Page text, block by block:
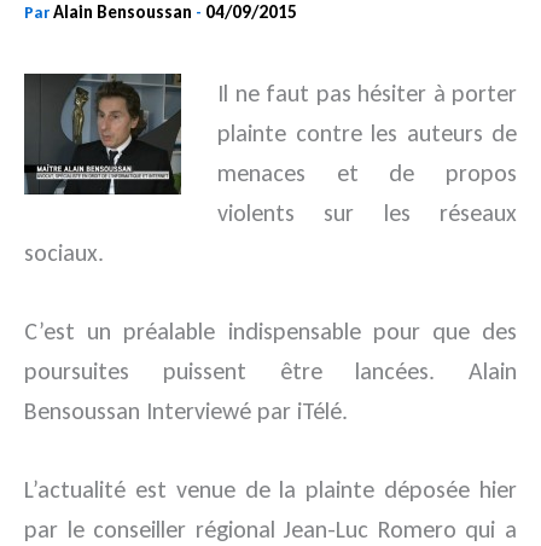
ParAlain Bensoussan - 04/09/2015
Il ne faut pas hésiter à porter
plainte contre les auteurs de
menaces et de propos
violents sur les réseaux
sociaux.
C’est un préalable indispensable pour que des
poursuites puissent être lancées. Alain
Bensoussan Interviewé par iTélé.
L’actualité est venue de la plainte déposée hier
par le conseiller régional Jean-Luc Romero qui a